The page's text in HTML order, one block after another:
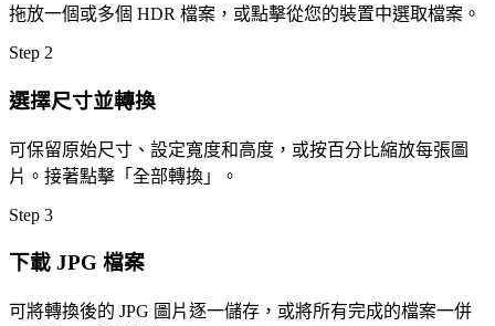
拖放一個或多個 HDR 檔案，或點擊從您的裝置中選取檔案。
Step 2
選擇尺寸並轉換
可保留原始尺寸、設定寬度和高度，或按百分比縮放每張圖
片。接著點擊「全部轉換」。
Step 3
下載 JPG 檔案
可將轉換後的 JPG 圖片逐一儲存，或將所有完成的檔案一併